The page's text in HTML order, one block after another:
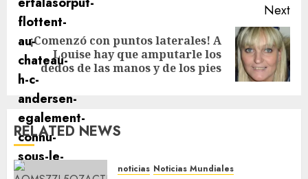
Next
¡Comenzó con puntos laterales! A
Louise hay que amputarle los
dedos de las manos y de los pies
RELATED NEWS
noticias Noticias Mundiales